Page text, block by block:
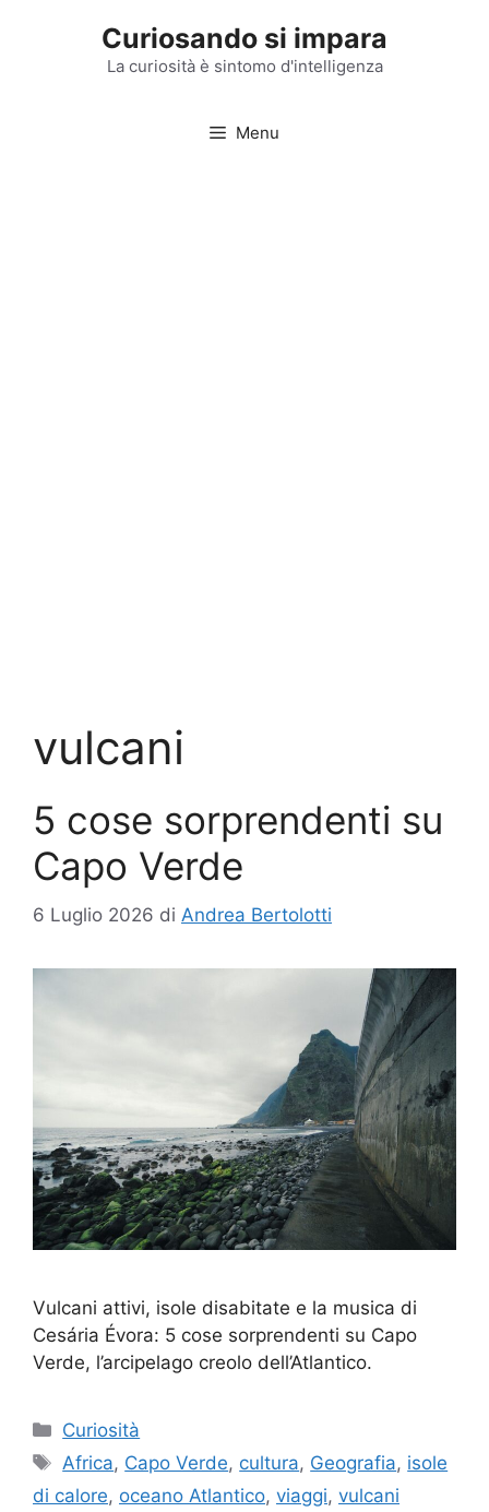
Curiosando si impara
La curiosità è sintomo d'intelligenza
Menu
vulcani
5 cose sorprendenti su
Capo Verde
6 Luglio 2026 di Andrea Bertolotti
Vulcani attivi, isole disabitate e la musica di
Cesária Évora: 5 cose sorprendenti su Capo
Verde, l’arcipelago creolo dell’Atlantico.
Categorie
Curiosità
Tag
Africa, Capo Verde, cultura, Geografia, isole
di calore, oceano Atlantico, viaggi, vulcani